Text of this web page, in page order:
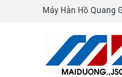
Máy Hàn Hồ Quang